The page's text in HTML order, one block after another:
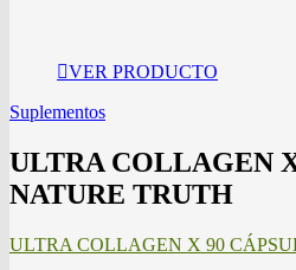
VER PRODUCTO
Suplementos
ULTRA COLLAGEN
NATURE TRUTH
ULTRA COLLAGEN X 90